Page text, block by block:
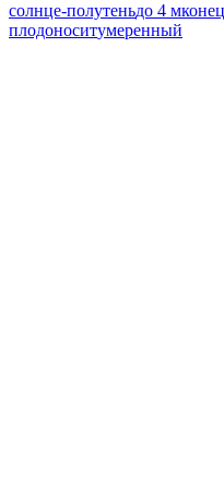
солнце-полутеньдо 4 м
плодоноситумеренный